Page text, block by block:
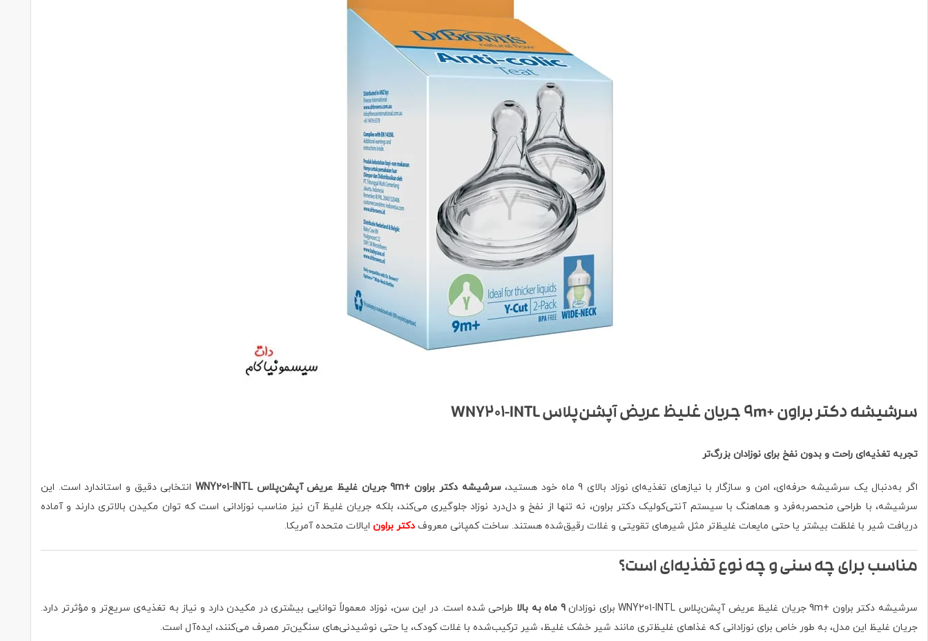
سرشیشه دکتر براون +9m جریان غلیظ عریض آپشن‌پلاس WNY201-INTL
تجربه تغذیه‌ای راحت و بدون نفخ برای نوزادان بزرگ‌تر
اگر به‌دنبال یک سرشیشه حرفه‌ای، امن و سازگار با نیازهای تغذیه‌ای نوزاد بالای 9 ماه خود هستید، سرشیشه دکتر براون +9m جریان غلیظ عریض آپشن‌پلاس WNY201-INTL
انتخابی دقیق و استاندارد است. این
سرشیشه، با طراحی منحصر‌به‌فرد و هماهنگ با سیستم آنتی‌کولیک دکتر براون، نه تنها از نفخ و دل‌درد نوزاد جلوگیری می‌کند، بلکه جریان غلیظ آن نیز مناسب نوزادانی است که توان مکیدن بالاتری دارند و آماده
دریافت شیر با غلظت بیشتر یا حتی مایعات غلیظ‌تر مثل شیرهای تقویتی و غلات رقیق‌شده هستند. ساخت کمپانی معروف دکتر براون ایالات متحده آمریکا.
مناسب برای چه سنی و چه نوع تغذیه‌ای است؟
سرشیشه دکتر براون +9m جریان غلیظ عریض آپشن‌پلاس WNY201-INTL برای نوزادان 9 ماه به بالا
طراحی شده است. در این سن، نوزاد معمولاً توانایی بیشتری در مکیدن دارد و نیاز به تغذیه‌ی سریع‌تر و مؤثرتر دارد.
جریان غلیظ این مدل، به طور خاص برای نوزادانی که غذاهای غلیظ‌تری مانند شیر خشک غلیظ، شیر ترکیب‌شده با غلات کودک، یا حتی نوشیدنی‌های سنگین‌تر مصرف می‌کنند، ایده‌آل است.